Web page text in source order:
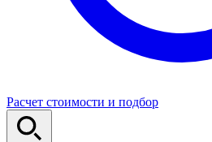
Расчет стоимости и подбор